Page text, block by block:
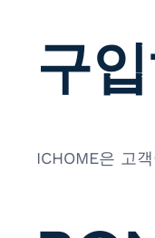
구
ICHOME은 고